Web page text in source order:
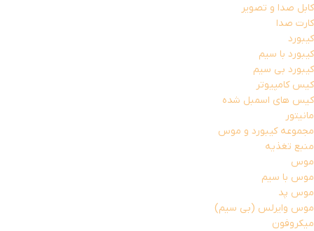
کابل صدا و تصویر
کارت صدا
کیبورد
کیبورد با سیم
کیبورد بی سیم
کیس کامپیوتر
کیس های اسمبل شده
مانیتور
مجموعه کیبورد و موس
منبع تغذیه
موس
موس با سیم
موس پد
موس وایرلس (بی سیم)
میکروفون